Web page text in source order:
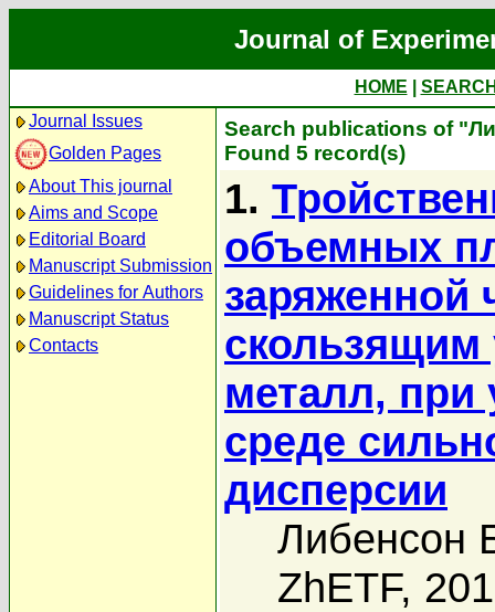
Journal of
HOME
Journal Issues
Golden Pages
About This journal
Aims and Scope
Editorial Board
Manuscript Submission
Guidelines for Authors
Manuscript Status
Contacts
Search publications of
Found 5 record(s)
1.
объемных
заряженной
скользящим
металл, при
среде
дисперсии
Либенсон
ZhETF,